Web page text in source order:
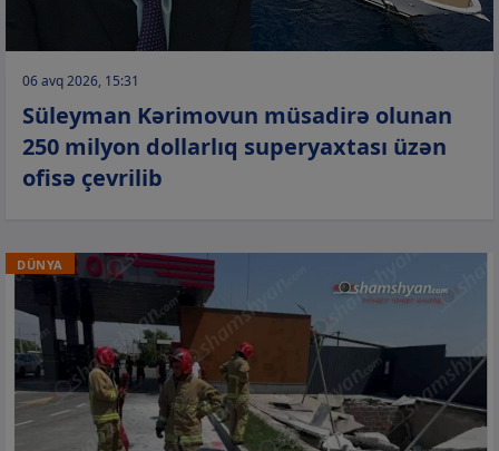
06 avq 2026, 15:31
Süleyman Kərimovun müsadirə olunan
250 milyon dollarlıq superyaxtası üzən
ofisə çevrilib
DÜNYA